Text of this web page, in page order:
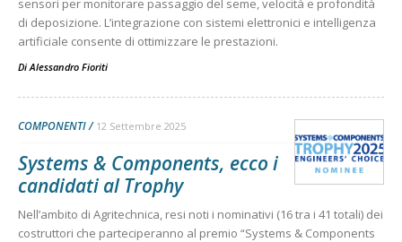
sensori per monitorare passaggio del seme, velocità e profondità
di deposizione. L’integrazione con sistemi elettronici e intelligenza
artificiale consente di ottimizzare le prestazioni.
Di Alessandro Fioriti
COMPONENTI 12 Settembre 2025
Systems & Components, ecco i
candidati al Trophy
Nell’ambito di Agritechnica, resi noti i nominativi (16 tra i 41 totali) dei
costruttori che parteciperanno al premio “Systems & Components